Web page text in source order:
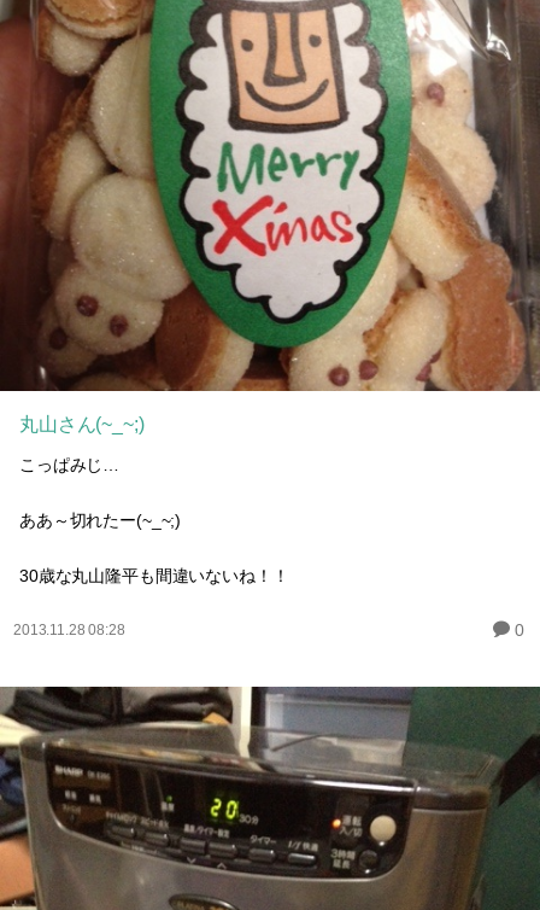
丸山さん(~_~;)
こっぱみじ…
ああ～切れたー(~_~;)
30歳な丸山隆平も間違いないね！！
2013.11.28 08:28 0